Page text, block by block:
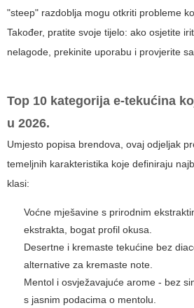
"steep" razdoblja mogu otkriti probleme
Također, pratite svoje tijelo: ako osjetite
nelagode, prekinite uporabu i provjerite
Top 10 kategorija e-tekućina
u 2026.
Umjesto popisa brendova, ovaj odjeljak
temeljnih karakteristika koje definiraju
klasi:
Voćne mješavine s prirodnim
ekstrakta, bogat profil okusa.
Desertne i kremaste tekućine bez
alternative za kremaste note.
Mentol i osvježavajuće arome - bez
s jasnim podacima o mentolu.